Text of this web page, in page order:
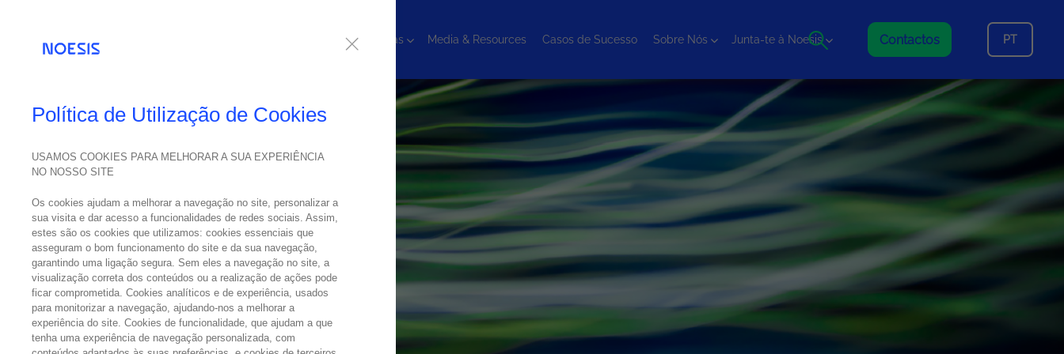
Tecnologias Media & Resources Casos de Sucesso Sobre Nós Junta-te à Noesis Contactos PT
Política de Utilização de Cookies
USAMOS COOKIES PARA MELHORAR A SUA EXPERIÊNCIA
NO NOSSO SITE
Os cookies ajudam a melhorar a navegação no site, personalizar a
sua visita e dar acesso a funcionalidades de redes sociais. Assim,
estes são os cookies que utilizamos: cookies essenciais que
asseguram o bom funcionamento do site e da sua navegação,
garantindo uma ligação segura. Sem eles a navegação no site, a
visualização correta dos conteúdos ou a realização de ações pode
ficar comprometida. Cookies analíticos e de experiência, usados
para monitorizar a navegação, ajudando-nos a melhorar a
experiência do site. Cookies de funcionalidade, que ajudam a que
tenha uma experiência de navegação personalizada, com